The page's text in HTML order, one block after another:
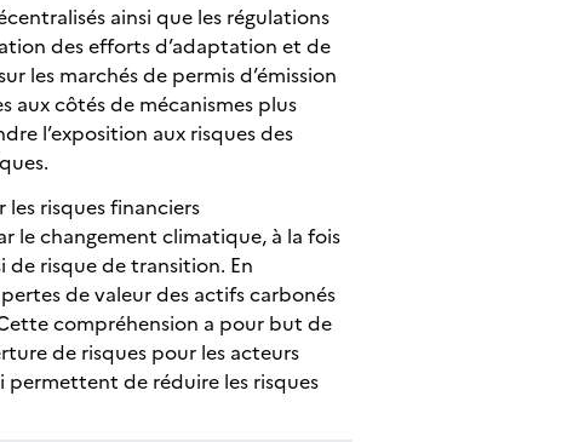
ainsi que les régulations
des efforts d’adaptation et de
les marchés de permis d’émission
aux côtés de mécanismes plus
l’exposition aux risques des
les risques financiers
le changement climatique, à la fois
de risque de transition. En
de valeur des actifs carbonés
compréhension a pour but de
de risques pour les acteurs
permettent de réduire les risques